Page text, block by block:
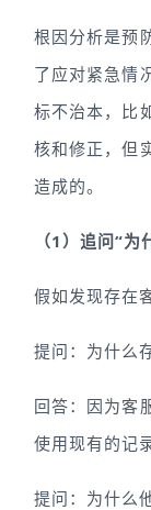
根因分析是预
了应对紧急情
标不治本，比
核和修正，但
造成的。
（1）追问“为
假如发现存在
提问：为什么
回答：因为客
使用现有的记录
提问：为什么